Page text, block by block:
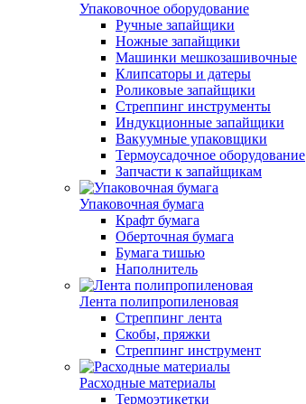
Упаковочное оборудование
Ручные запайщики
Ножные запайщики
Машинки мешкозашивочные
Клипсаторы и датеры
Роликовые запайщики
Стреппинг инструменты
Индукционные запайщики
Вакуумные упаковщики
Термоусадочное оборудование
Запчасти к запайщикам
Упаковочная бумага
Крафт бумага
Оберточная бумага
Бумага тишью
Наполнитель
Лента полипропиленовая
Стреппинг лента
Скобы, пряжки
Стреппинг инструмент
Расходные материалы
Термоэтикетки